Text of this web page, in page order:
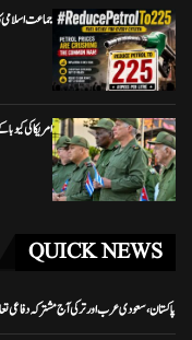
جماعت اسلامی کا پیٹرول 225 روپے فی
امریکا کی
QUICK NEWS
پاکستان، سعودی عرب اور ترکی آج مشترکہ